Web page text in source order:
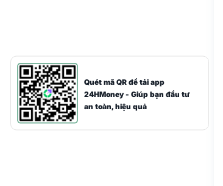
Quét mã QR để tải app
24HMoney - Giúp bạn đầu tư
an toàn, hiệu quả